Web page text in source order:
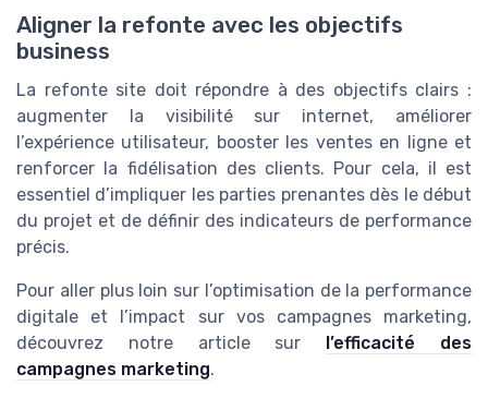
Aligner la refonte avec les objectifs
business
La refonte site doit répondre à des objectifs clairs :
augmenter la visibilité sur internet, améliorer
l’expérience utilisateur, booster les ventes en ligne et
renforcer la fidélisation des clients. Pour cela, il est
essentiel d’impliquer les parties prenantes dès le début
du projet et de définir des indicateurs de performance
précis.
Pour aller plus loin sur l’optimisation de la performance
digitale et l’impact sur vos campagnes marketing,
découvrez notre article sur l’efficacité des
campagnes marketing.